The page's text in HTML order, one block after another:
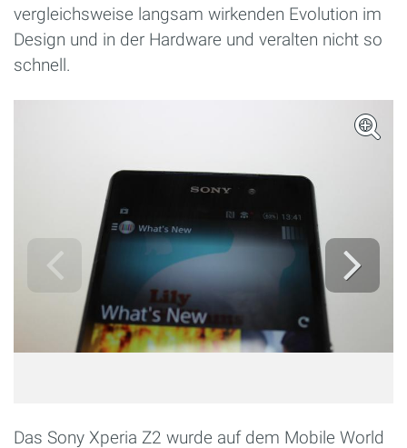
vergleichsweise langsam wirkenden Evolution im
Design und in der Hardware und veralten nicht so
schnell.
Das Sony Xperia Z2 wurde auf dem Mobile World